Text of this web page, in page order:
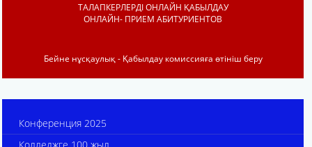
ТАЛАПКЕРЛЕРДІ ОНЛАЙН ҚАБЫЛДАУ
ОНЛАЙН- ПРИЕМ АБИТУРИЕНТОВ
Бейне нұсқаулық - Қабылдау комиссияға өтініш беру
Конференция 2025